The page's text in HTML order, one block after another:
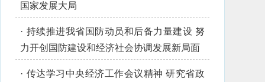
国家发展大局
· 持续推进我省国防动员和后备力量建设 努
力开创国防建设和经济社会协调发展新局面
· 传达学习中央经济工作会议精神 研究省政